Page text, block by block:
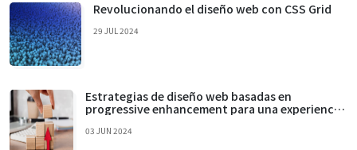
Revolucionando el diseño web con CSS Grid
29 JUL 2024
Estrategias de diseño web basadas en
progressive enhancement para una experiencia
03 JUN 2024